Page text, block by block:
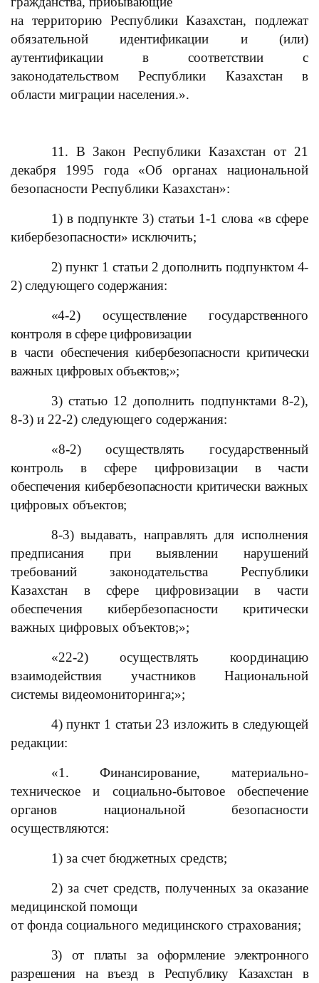
на территорию Республики Казахстан, подлежат
обязательной идентификации и (или)
аутентификации в соответствии с
законодательством Республики Казахстан в
области миграции населения.».
11. В Закон Республики Казахстан от 21
декабря 1995 года «Об органах национальной
безопасности Республики Казахстан»:
1) в подпункте 3) статьи 1-1 слова «в сфере
кибербезопасности» исключить;
2) пункт 1 статьи 2 дополнить подпунктом 4-
2) следующего содержания:
«4-2) осуществление государственного
контроля в сфере цифровизации
в части обеспечения кибербезопасности критически
важных цифровых объектов;»;
3) статью 12 дополнить подпунктами 8-2),
8-3) и 22-2) следующего содержания:
«8-2) осуществлять государственный
контроль в сфере цифровизации в части
обеспечения кибербезопасности критически важных
цифровых объектов;
8-3) выдавать, направлять для исполнения
предписания при выявлении нарушений
требований законодательства Республики
Казахстан в сфере цифровизации в части
обеспечения кибербезопасности критически
важных цифровых объектов;»;
«22-2) осуществлять координацию
взаимодействия участников Национальной
системы видеомониторинга;»;
4) пункт 1 статьи 23 изложить в следующей
редакции:
«1. Финансирование, материально-
техническое и социально-бытовое обеспечение
органов национальной безопасности
осуществляются:
1) за счет бюджетных средств;
2) за счет средств, полученных за оказание
медицинской помощи
от фонда социального медицинского страхования;
3) от платы за оформление электронного
разрешения на въезд в Республику Казахстан в